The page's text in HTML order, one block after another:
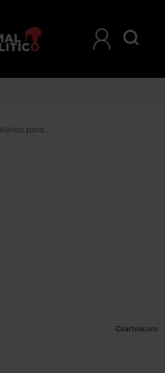
No se recortará el tope de salarios para calcular pensiones; el IMSS explica resolución de la Corte
Cuartoscuro